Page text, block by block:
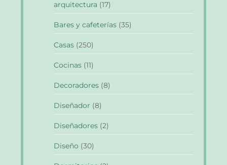
arquitectura (17)
Bares y cafeterías (35)
Casas (250)
Cocinas (11)
Decoradores (8)
Diseñador (8)
Diseñadores (2)
Diseño (30)